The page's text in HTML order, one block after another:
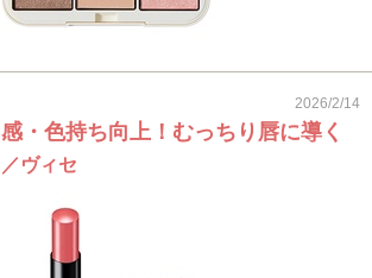
2026/2/14
・色持ち向上！むっちり唇に導く
／ヴィセ